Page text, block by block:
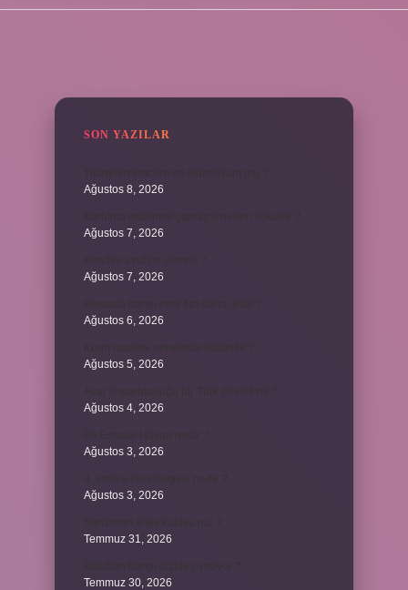
SON YAZILAR
Ağustos 8, 2026
Ağustos 7, 2026
Ağustos 7, 2026
Ağustos 6, 2026
Ağustos 5, 2026
Ağustos 4, 2026
Ağustos 3, 2026
Ağustos 3, 2026
Temmuz 31, 2026
Temmuz 30, 2026